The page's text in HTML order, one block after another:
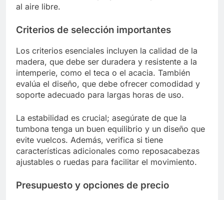
al aire libre.
Criterios de selección importantes
Los criterios esenciales incluyen la calidad de la
madera, que debe ser duradera y resistente a la
intemperie, como el teca o el acacia. También
evalúa el diseño, que debe ofrecer comodidad y
soporte adecuado para largas horas de uso.
La estabilidad es crucial; asegúrate de que la
tumbona tenga un buen equilibrio y un diseño que
evite vuelcos. Además, verifica si tiene
características adicionales como reposacabezas
ajustables o ruedas para facilitar el movimiento.
Presupuesto y opciones de precio